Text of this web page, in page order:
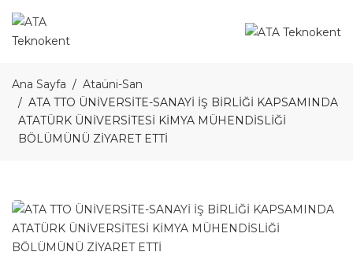
Ana Sayfa
Ataüni-San
ATA TTO ÜNİVERSİTE-SANAYİ İŞ BİRLİĞİ KAPSAMINDA
ATATÜRK ÜNİVERSİTESİ KİMYA MÜHENDİSLİĞİ
BÖLÜMÜNÜ ZİYARET ETTİ